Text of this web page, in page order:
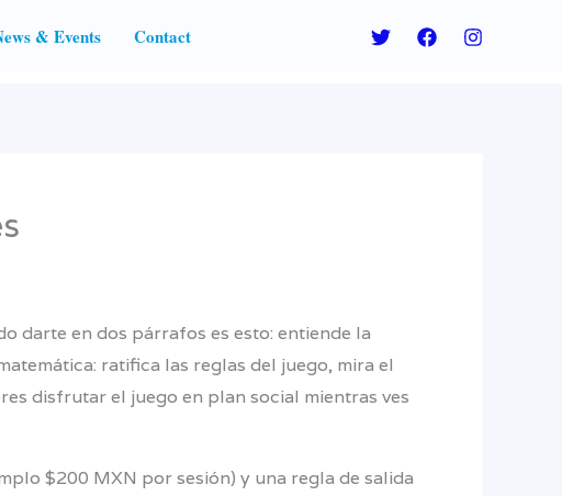
& Events Contact
darte en dos párrafos es esto: entiende la
ratifica las reglas del juego, mira el
disfrutar el juego en plan social mientras ves
$200 MXN por sesión) y una regla de salida